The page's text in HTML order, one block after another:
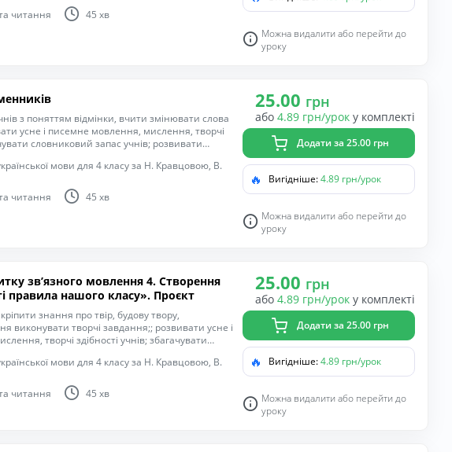
формувати компетентність спілкуватися
уважність, старанність, інтерес до
читання
45 хв
Можна видалити або перейти до
уроку
з поняттям відмінки, вчити змінювати слова
усне і писемне мовлення, мислення, творчі
словниковий запас учнів; розвивати
й практичні дії; удосконалювати навички
оформлення речень; формувати
рідною мовою; виховувати уважність,
навчання.
мови для 4 класу за Н. Кравцовою, В.
читання
45 хв
25.00 грн
або 4.89 грн/урок у комплекті
Додати за 25.00 грн
🔥 Вигідніше:4.89 грн/урок
Можна видалити або перейти до
уроку
мовлення 4. Створення
правила нашого класу». Проєкт
знання про твір, будову твору,
виконувати творчі завдання;; розвивати усне і
творчі здібності учнів; збагачувати
процесу, виконувати розумові операції й
навички письма, пригадати правила
компетентність спілкуватися рідною
старанність, інтерес до навчання.
мови для 4 класу за Н. Кравцовою, В.
читання
45 хв
25.00 грн
або 4.89 грн/урок у комплекті
Додати за 25.00 грн
🔥 Вигідніше:4.89 грн/урок
Можна видалити або перейти до
уроку